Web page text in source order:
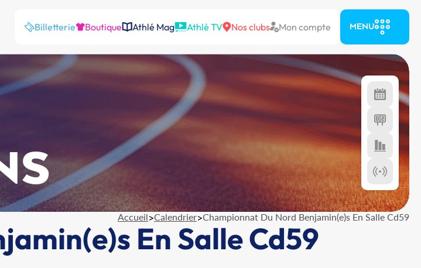
Billetterie Boutique Athlé Mag Athlé TV Nos clubs Mon compte MENU
Accueil>Calendrier>Championnat Du Nord Benjamin(e)s En Salle Cd59
En Salle Cd59